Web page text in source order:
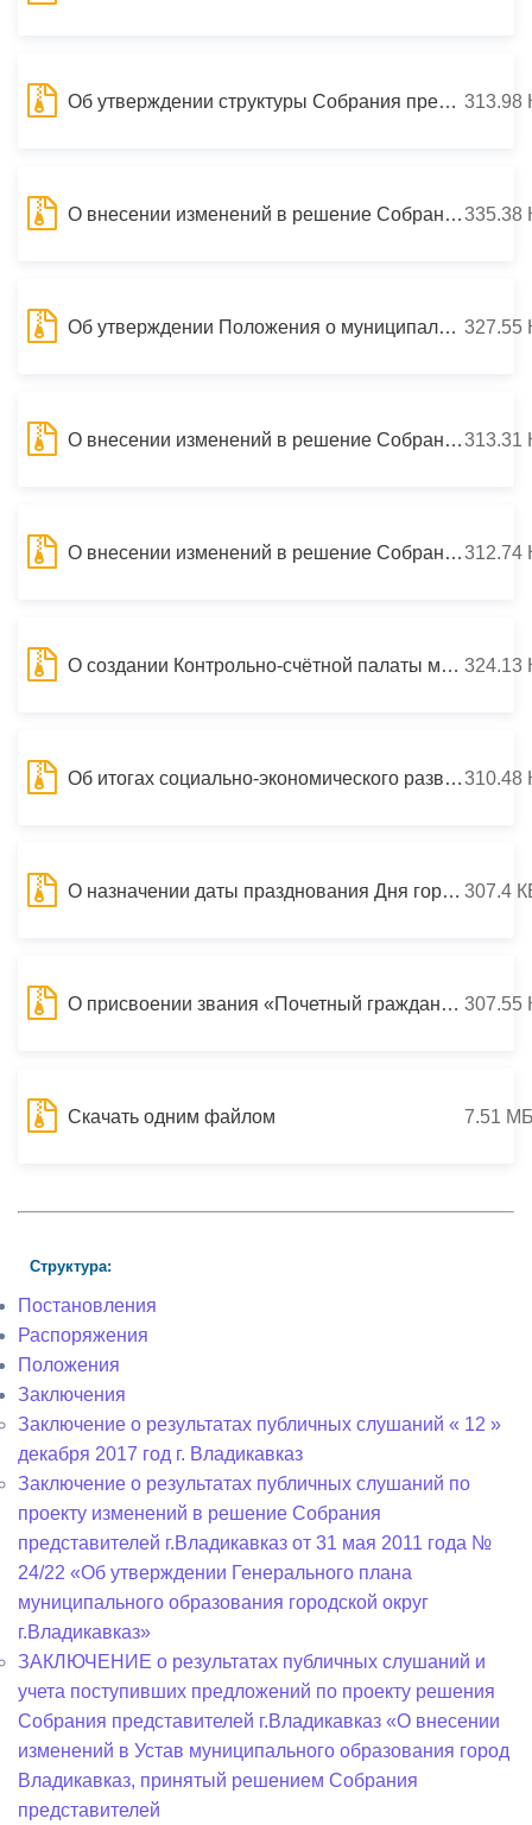
Об утверждении структуры Собрания представителей г.Владикавказ 313.98
О внесении изменений в решение Собрания представителей г.Владикавказ от 14 мая 2009 года № 2/27 «Об утверждении структуры и штатного расписания Аппарата главы муниципального образования г. Владикавказ и Собрания представителей г. Владикавказ»335.38
Об утверждении Положения о муниципальных должностях и лицах, замещающих муниципальные должности в муниципальном образовании город Владикавказ (Дзауджикау) 327.55
О внесении изменений в решение Собрания представителей г.Владикавказ от 6 июля 2010 года №15/26313.31
О внесении изменений в решение Собрания представителей г. Владикавказ от 15 ноября 2011 года № 27/58 «Об утверждении «Положения о Контрольно-счётной палате муниципального образования город Владикавказ (Дзауджикау)»312.74
О создании Контрольно-счётной палаты муниципального образования город Владикавказ (Дзауджикау) 324.13
Об итогах социально-экономического развития г.Владикавказа за 2012 год310.48
О назначении даты празднования Дня города Владикавказ 307.4
О присвоении звания «Почетный гражданин города Владикавказ (Дзауджикау) 307.55
Скачать одним файлом 7.51
Структура:
Постановления
Распоряжения
Положения
Заключения
Заключение о результатах публичных слушаний « 12 »
декабря 2017 год г. Владикавказ
Заключение о результатах публичных слушаний по
проекту изменений в решение Собрания
представителей г.Владикавказ от 31 мая 2011 года №
24/22 «Об утверждении Генерального плана
муниципального образования городской округ
г.Владикавказ»
ЗАКЛЮЧЕНИЕ о результатах публичных слушаний и
учета поступивших предложений по проекту решения
Собрания представителей г.Владикавказ «О внесении
изменений в Устав муниципального образования город
Владикавказ, принятый решением Собрания
представителей